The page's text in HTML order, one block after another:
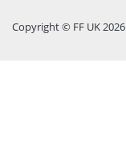
Copyright © FF UK 2026